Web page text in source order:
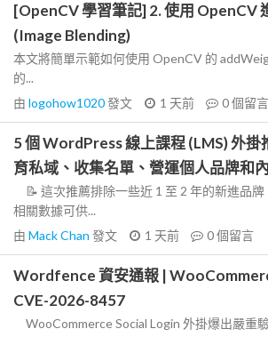
[OpenCV 學習筆記] 2. 使用 OpenCV
(Image Blending)
本文將簡單示範如何使用 OpenCV 的
的...
由 logohow1020發文 1 天前 0個留言
5 個 WordPress 線上課程 (LMS) 外
育私域、收集名單、營運個人品牌和
📝 這次推薦排除一些近 1 至 2 年的新進品
相關數據可供...
由 Mack Chan 發文 1 天前 0個留言
Wordfence 資安通報 |
CVE-2026-8457
WooCommerce Social Login 外掛爆出嚴重